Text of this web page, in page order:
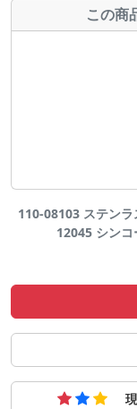
この商
110-08103 ステン
12045 シン